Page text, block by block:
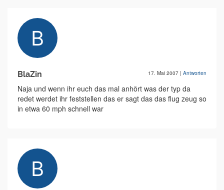
BlaZin 17. Mai 2007 | Antworten
Naja und wenn ihr euch das mal anhört was der typ da
redet werdet ihr feststellen das er sagt das das flug zeug so
in etwa 60 mph schnell war